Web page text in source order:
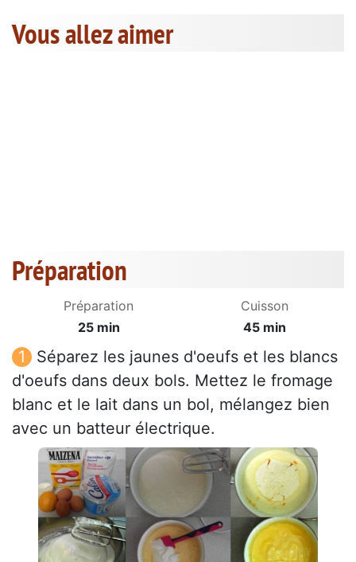
Vous allez aimer
Préparation
Préparation
25 min
Cuisson
45 min
Séparez les jaunes d'oeufs et les blancs
d'oeufs dans deux bols. Mettez le fromage
blanc et le lait dans un bol, mélangez bien
avec un batteur électrique.